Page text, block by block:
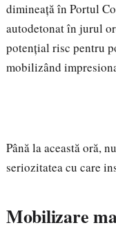
dimineață în Portul
autodetonat în jurul
potențial risc pentru
mobilizând
Până la această oră,
seriozitatea cu care
Mobilizare